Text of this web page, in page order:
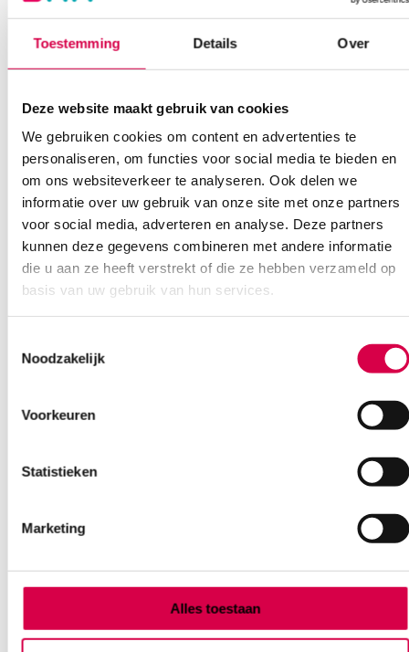
Toestemming Details Over
Deze website maakt gebruik van cookies
We gebruiken cookies om content en advertenties te
personaliseren, om functies voor social media te bieden en
om ons websiteverkeer te analyseren. Ook delen we
informatie over uw gebruik van onze site met onze partners
voor social media, adverteren en analyse. Deze partners
kunnen deze gegevens combineren met andere informatie
die u aan ze heeft verstrekt of die ze hebben verzameld op
basis van uw gebruik van hun services.
Noodzakelijk
Voorkeuren
Statistieken
Marketing
Alles toestaan
Bel Anca
Ook interessant
3M™ Durapore™ Chirurgische Hechtpleister,
2.5cm x 9.1m (1)
1 stuk, 2.5cm x 9.1m, wit